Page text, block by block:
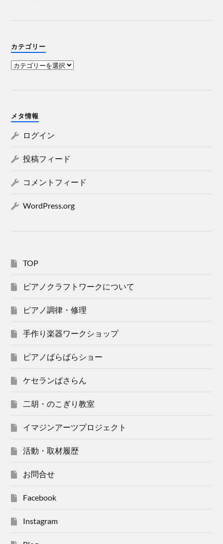
カテゴリー
メタ情報
ログイン
投稿フィード
コメントフィード
WordPress.org
TOP
ピアノクラフトワークについて
ピアノ調律・修理
手作り楽器ワークショップ
ピアノばらばらショー
ケセランぱさらん
二胡・のこぎり教室
イマジンアーツプロジェクト
活動・取材履歴
お問合せ
Facebook
Instagram